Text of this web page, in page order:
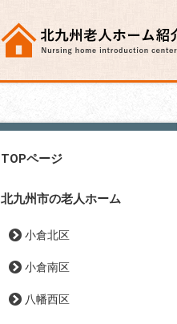
TOPページ
北九州市の老人ホーム
小倉北区
小倉南区
八幡西区